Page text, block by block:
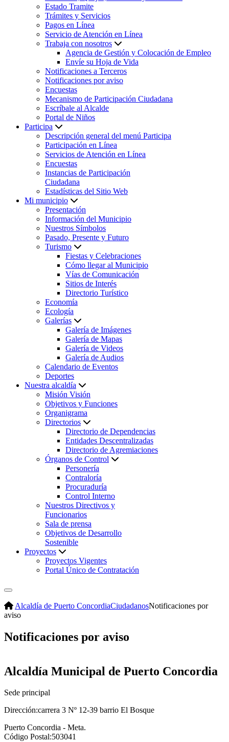
Estado Tramite
Trámites y Servicios
Pagos en Línea
Servicio de Atención en Línea
Trabaja con nosotros
Agencia de Gestión y Colocación de Empleo
Envíe su Hoja de Vida
Notificaciones a Terceros
Notificaciones por aviso
Encuestas
Mecanismo de Participación Ciudadana
Escríbale al Alcalde
Portal de Niños
Participa
Descripción general del menú Participa
Participación en Línea
Servicios de Atención en Línea
Encuestas
Instancias de Participación
Ciudadana
Estadísticas del Sitio Web
Mi municipio
Presentación
Información del Municipio
Nuestros Símbolos
Pasado, Presente y Futuro
Turismo
Fiestas y Celebraciones
Cómo llegar al Municipio
Vías de Comunicación
Sitios de Interés
Directorio Turístico
Economía
Ecología
Galerías
Galería de Imágenes
Galería de Mapas
Galería de Videos
Galería de Audios
Calendario de Eventos
Deportes
Nuestra alcaldía
Misión Visión
Objetivos y Funciones
Organigrama
Directorios
Directorio de Dependencias
Entidades Descentralizadas
Directorio de Agremiaciones
Órganos de Control
Personería
Contraloría
Procuraduría
Control Interno
Nuestros Directivos y
Funcionarios
Sala de prensa
Objetivos de Desarrollo
Sostenible
Proyectos
Proyectos Vigentes
Portal Único de Contratación
Alcaldía de Puerto ConcordiaCiudadanosNotificaciones por
aviso
Notificaciones por aviso
Alcaldía Municipal de Puerto Concordia
Sede principal
Dirección:carrera 3 Nº 12-39 barrio El Bosque
Puerto Concordia - Meta.
Código Postal:503041